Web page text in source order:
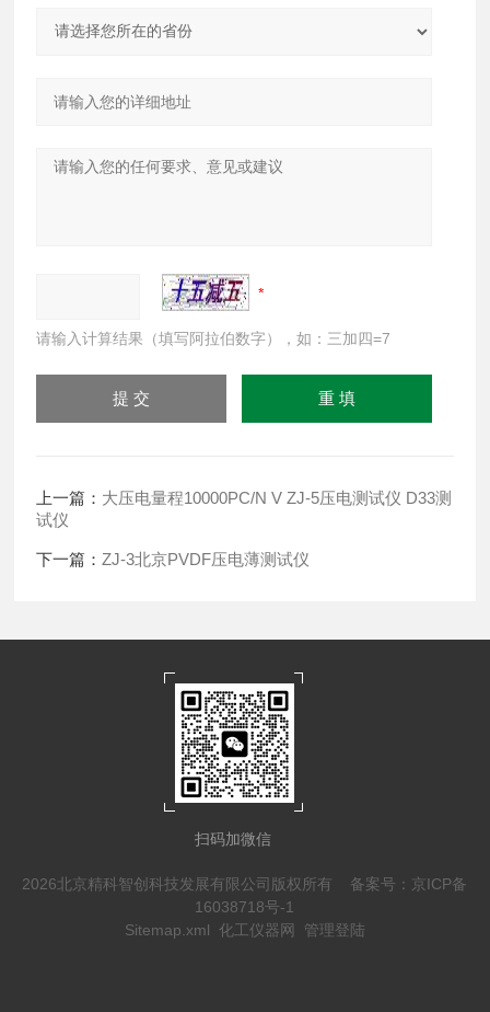
请输入计算结果（填写阿拉伯数字），如：三加四=7
上一篇： 大压电量程10000PC/N V ZJ-5压电测试仪 D33测
试仪
下一篇：ZJ-3北京PVDF压电薄测试仪
扫码加微信
2026北京精科智创科技发展有限公司版权所有 备案号：京ICP备
16038718号-1
Sitemap.xml 化工仪器网 管理登陆